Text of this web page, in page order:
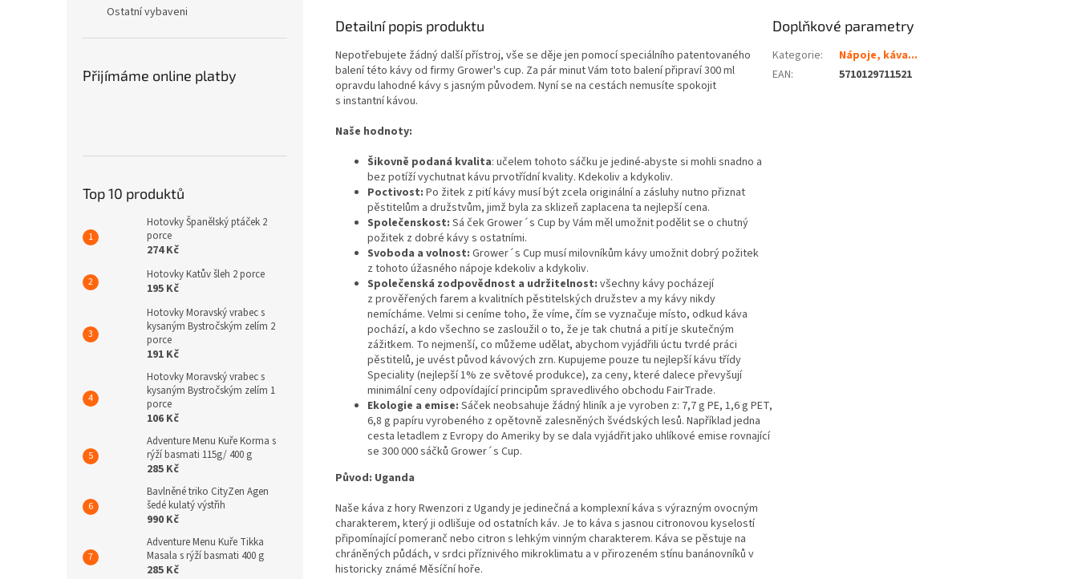
Ostatní vybaveni
Přijímáme online platby
Top 10 produktů
Hotovky Španělský ptáček 2
porce
274 Kč
Hotovky Katův šleh 2 porce
195 Kč
Hotovky Moravský vrabec s
kysaným Bystročským zelím 2
porce
191 Kč
Hotovky Moravský vrabec s
kysaným Bystročským zelím 1
porce
106 Kč
Adventure Menu Kuře Korma s
rýží basmati 115g/ 400 g
285 Kč
Bavlněné triko CityZen Agen
šedé kulatý výstřih
990 Kč
Adventure Menu Kuře Tikka
Masala s rýží basmati 400 g
285 Kč
Detailní popis produktu
Nepotřebujete žádný další přístroj, vše se děje jen pomocí speciálního patentovaného
balení této kávy od firmy Grower's cup. Za pár minut Vám toto balení připraví 300 ml
opravdu lahodné kávy s jasným původem. Nyní se na cestách nemusíte spokojit
s instantní kávou.
Naše hodnoty:
Šikovně podaná kvalita: učelem tohoto sáčku je jediné-abyste si mohli snadno a
bez potíží vychutnat kávu prvotřídní kvality. Kdekoliv a kdykoliv.
Poctivost: Po žitek z pití kávy musí být zcela originální a zásluhy nutno přiznat
pěstitelům a družstvům, jimž byla za sklizeň zaplacena ta nejlepší cena.
Společenskost: Sá ček Grower´s Cup by Vám měl umožnit podělit se o chutný
požitek z dobré kávy s ostatními.
Svoboda a volnost: Grower´s Cup musí milovníkům kávy umožnit dobrý požitek
z tohoto úžasného nápoje kdekoliv a kdykoliv.
Společenská zodpovědnost a udržitelnost: všechny kávy pocházejí
z prověřených farem a kvalitních pěstitelských družstev a my kávy nikdy
nemícháme. Velmi si ceníme toho, že víme, čím se vyznačuje místo, odkud káva
pochází, a kdo všechno se zasloužil o to, že je tak chutná a pití je skutečným
zážitkem. To nejmenší, co můžeme udělat, abychom vyjádřili úctu tvrdé práci
pěstitelů, je uvést původ kávových zrn. Kupujeme pouze tu nejlepší kávu třídy
Speciality (nejlepší 1% ze světové produkce), za ceny, které dalece převyšují
minimální ceny odpovídající principům spravedlivého obchodu FairTrade.
Ekologie a emise: Sáček neobsahuje žádný hliník a je vyroben z: 7,7 g PE, 1,6 g PET,
6,8 g papíru vyrobeného z opětovně zalesněných švédských lesů. Například jedna
cesta letadlem z Evropy do Ameriky by se dala vyjádřit jako uhlíkové emise rovnající
se 300 000 sáčků Grower´s Cup.
Původ: Uganda
Naše káva z hory Rwenzori z Ugandy je jedinečná a komplexní káva s výrazným ovocným
charakterem, který ji odlišuje od ostatních káv. Je to káva s jasnou citronovou kyselostí
připomínající pomeranč nebo citron s lehkým vinným charakterem. Káva se pěstuje na
chráněných půdách, v srdci příznivého mikroklimatu a v přirozeném stínu banánovníků v
historicky známé Měsíční hoře.
Doplňkové parametry
Kategorie:
Nápoje, káva...
EAN: 5710129711521